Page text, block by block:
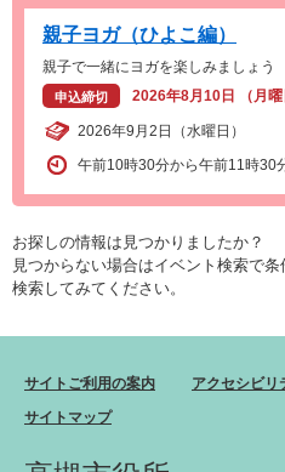
親子ヨガ（ひよこ編）
親子で一緒にヨガを楽しみましょう
申込締切 2026年8月10日 （月曜
2026年9月2日（水曜日）
午前10時30分から午前11時30
お探しの情報は見つかりましたか？
見つからない場合はイベント検索で条
検索してみてください。
サイトご利用の案内
アクセシビリ
サイトマップ